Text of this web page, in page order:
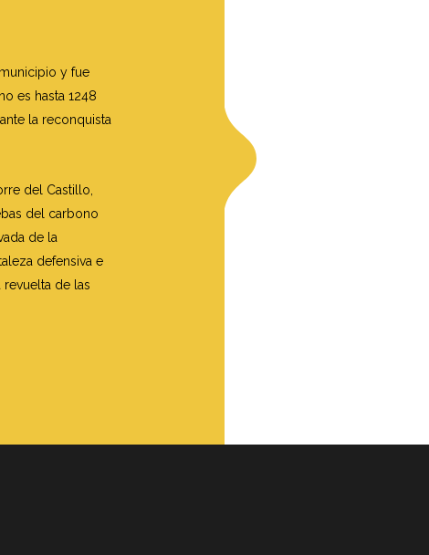
y fue
es hasta 1248
la reconquista
del Castillo,
del carbono
de la
defensiva e
de las